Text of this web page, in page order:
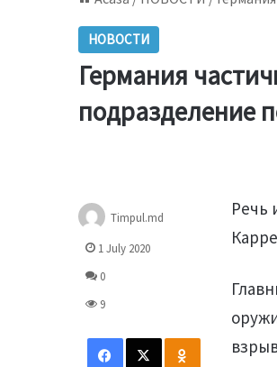
НОВОСТИ
Германия
подразделение
Речь
Timpul.md
1 July 2020
0
9
Facebook
X Odnoklassniki